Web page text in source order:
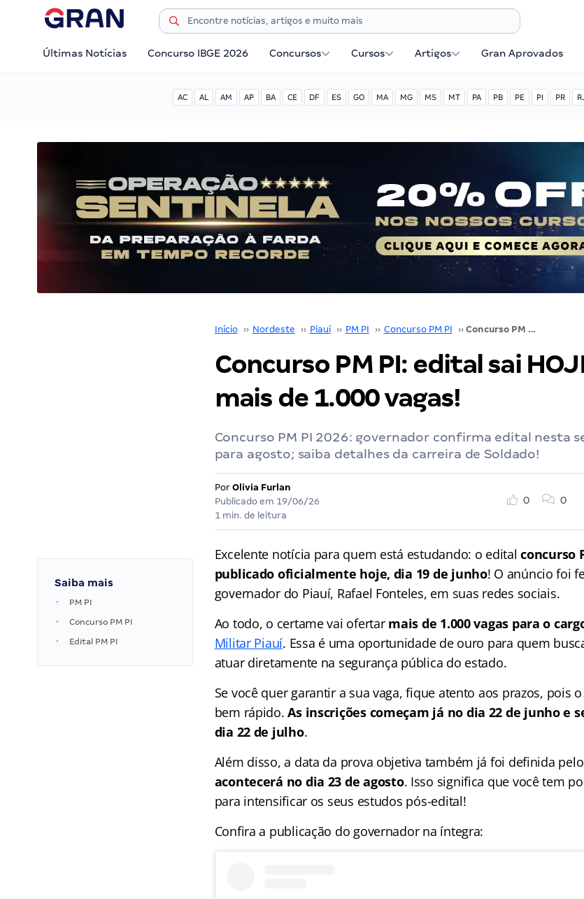
Últimas Notícias Concurso IBGE 2026 Concursos Cursos Artigos Gran Aprovados
AC AL AM AP BA CE DF ES GO MA MG MS MT PA PB PE PI PR
Início ›› Nordeste ›› Piauí ›› PM PI ›› Concurso PM PI ›› Concurso PM PI: edital sai HOJE (19) com mais de 1.000 vagas!
Concurso PM PI: edital sai
mais de 1.000 vagas!
Concurso PM PI 2026: governador confirma edital nesta
para agosto; saiba detalhes da carreira de Soldado!
Por Olivia Furlan
Publicado em 19/06/26
1 min. de leitura
0 0
Saiba mais
PM PI
Concurso PM PI
Edital PM PI
Excelente notícia para quem está estudando: o editalconcurso
publicado oficialmente hoje, dia 19 de junho! O anúncio foi
governador do Piauí, Rafael Fonteles, em suas redes sociais.
Ao todo, o certame vai ofertar mais de 1.000 vagas para o
Militar Piauí. Essa é uma oportunidade de ouro para quem
atuar diretamente na segurança pública do estado.
Se você quer garantir a sua vaga, fique atento aos prazos, pois
bem rápido.As inscrições começam já no dia 22 de junho e
dia 22 de julho.
Além disso, a data da prova objetiva também já foi definida
acontecerá no dia 23 de agosto. Isso significa que você tem
para intensificar os seus estudos pós-edital!
Confira a publicação do governador na íntegra: